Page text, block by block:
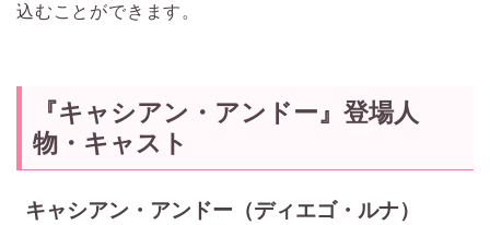
込むことができます。
『キャシアン・アンドー』登場人
物・キャスト
キャシアン・アンドー（ディエゴ・ルナ）